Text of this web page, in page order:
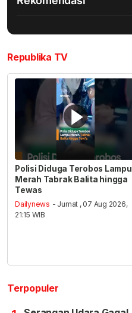
Republika TV
Polisi Diduga Terobos Lampu
Merah Tabrak Balita hingga
Tewas
Dailynews - Jumat , 07 Aug 2026,
21:15 WIB
Terpopuler